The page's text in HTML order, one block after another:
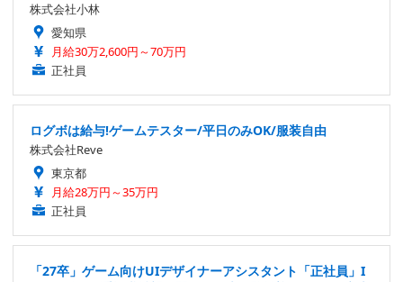
株式会社小林
愛知県
月給30万2,600円～70万円
正社員
ログボは給与!ゲームテスター/平日のみOK/服装自由
株式会社Reve
東京都
月給28万円～35万円
正社員
「27卒」ゲーム向けUIデザイナーアシスタント「正社員」I